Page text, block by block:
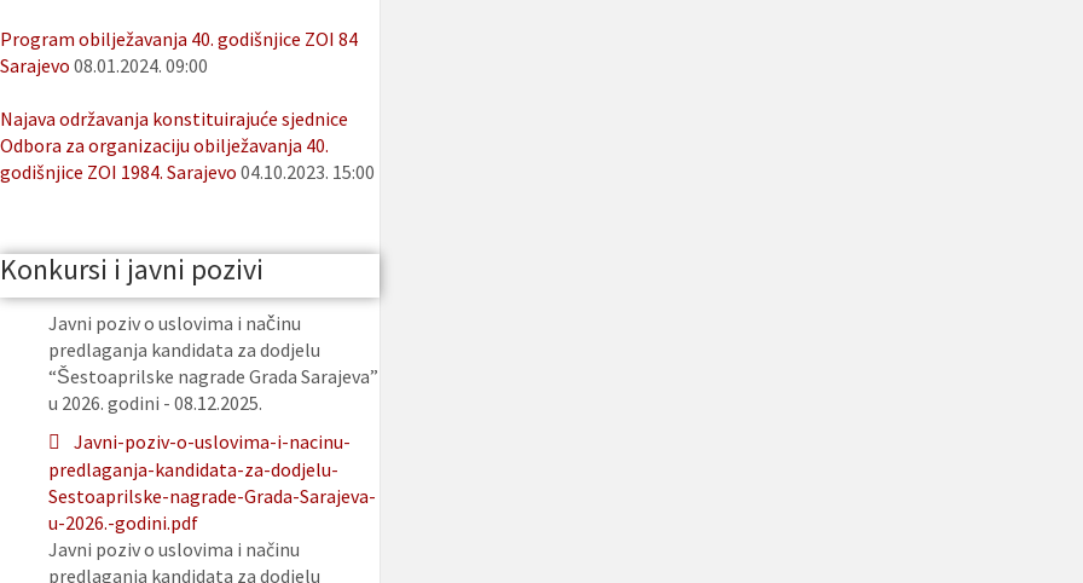
Program obilježavanja 40. godišnjice ZOI 84
Sarajevo 08.01.2024. 09:00
Najava održavanja konstituirajuće sjednice
Odbora za organizaciju obilježavanja 40.
godišnjice ZOI 1984. Sarajevo 04.10.2023. 15:00
Konkursi i javni pozivi
Javni poziv o uslovima i načinu
predlaganja kandidata za dodjelu
“Šestoaprilske nagrade Grada Sarajeva”
u 2026. godini - 08.12.2025.
Javni-poziv-o-uslovima-i-nacinu-
predlaganja-kandidata-za-dodjelu-
Sestoaprilske-nagrade-Grada-Sarajeva-
u-2026.-godini.pdf
Javni poziv o uslovima i načinu
predlaganja kandidata za dodjelu